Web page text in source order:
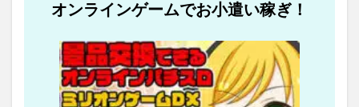
オンラインゲームでお小遣い稼ぎ！